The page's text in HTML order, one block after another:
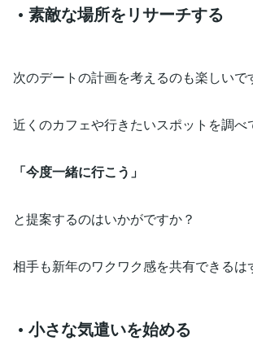
• 素敵な場所をリサーチする
次のデートの計画を考えるのも楽しいで
近くのカフェや行きたいスポットを調べ
「今度一緒に行こう」
と提案するのはいかがですか？
相手も新年のワクワク感を共有できるは
• 小さな気遣いを始める